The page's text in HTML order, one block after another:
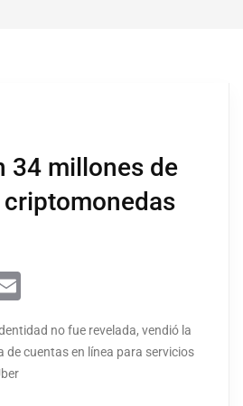
34 millones de
no fue revelada, vendió la
cuentas en línea para servicios